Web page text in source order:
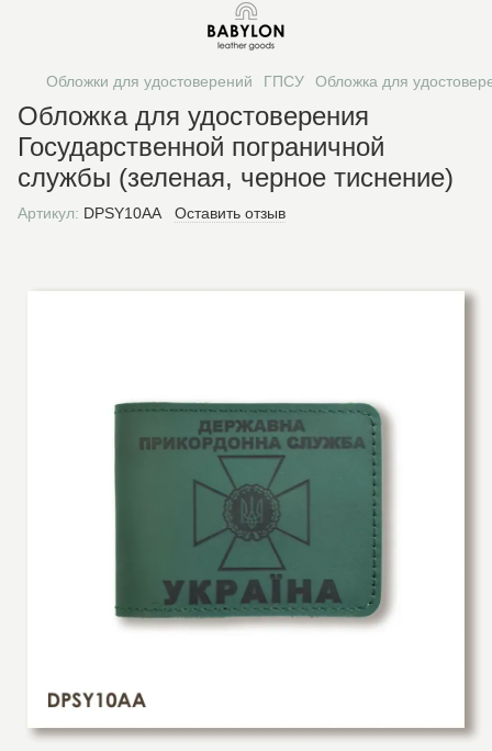
Обложки для удостоверений ГПСУ Обложка для
Обложка для удостоверения
Государственной пограничной
службы (зеленая, черное тиснение)
Артикул: DPSY10AA Оставить отзыв